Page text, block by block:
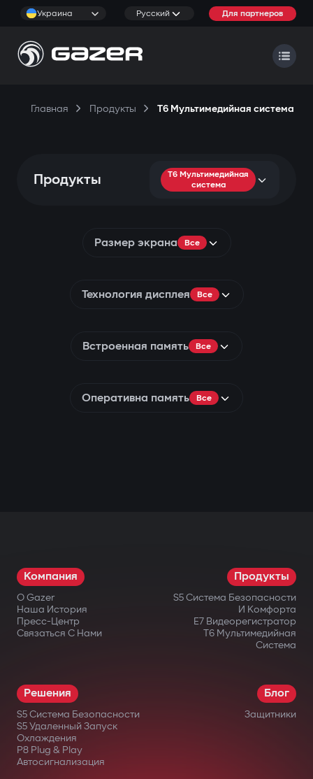
Украина Русский Для партнеров
Главная Продукты T6 Мультимедийная система
Продукты
T6 Мультимедийная
система
Размер экрана Все
Технология дисплея Все
Встроенная память Все
Оперативна память Все
Компания
О Gazer
Наша История
Пресс-Центр
Связаться С Нами
Продукты
S5 Система Безопасности
И Комфорта
E7 Видеорегистратор
T6 Мультимедийная
Система
Решения
S5 Система Безопасности
S5 Удаленный Запуск
Охлаждения
P8 Plug & Play
Автосигнализация
Блог
Защитники